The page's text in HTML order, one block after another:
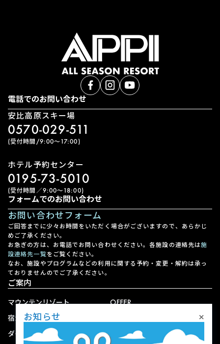
電話でのお問い合わせ
安比高原スキー場
0570-029-511
(受付時間/9:00〜17:00)
ホテル予約センター
0195-73-5010
(受付時間／9:00〜18:00)
フォームでのお問い合わせ
お問い合わせフォーム
ご回答までに少々お時間をいただく場合がございますので、あらかじ
めご了承ください。
お急ぎの方は、お電話でお問い合わせください。各施設の連絡先は施
設連絡先一覧をご覧ください。
なお、施設やプログラムなどの利用に関する予約・変更・解約は承っ
ておりませんのでご了承ください。
ご案内
マウンテンリゾート
宿泊
ダイニング
OFFER
お知らせ ×